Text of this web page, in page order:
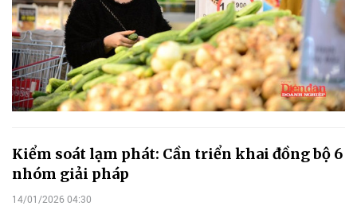
Kiểm soát lạm phát: Cần triển khai đồng bộ 6
nhóm giải pháp
14/01/2026 04:30